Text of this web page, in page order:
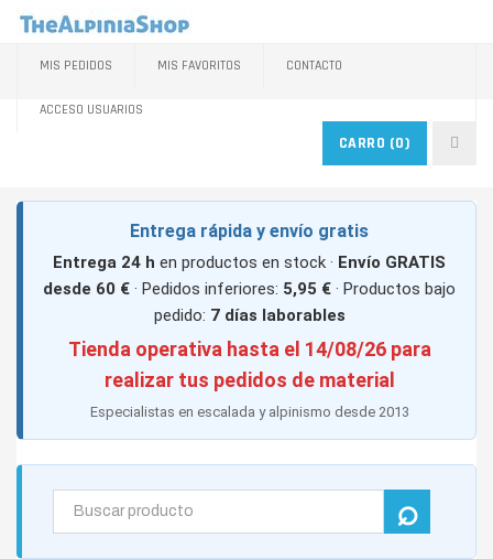
MIS PEDIDOS MIS FAVORITOS CONTACTO
ACCESO USUARIOS
CARRO (0)
Entrega rápida y envío gratis
Entrega 24 h en productos en stock · Envío GRATIS
desde 60 € · Pedidos inferiores: 5,95 € · Productos bajo
pedido: 7 días laborables
Tienda operativa hasta el 14/08/26 para
realizar tus pedidos de material
Especialistas en escalada y alpinismo desde 2013